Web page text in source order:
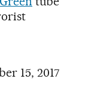
15, 2017